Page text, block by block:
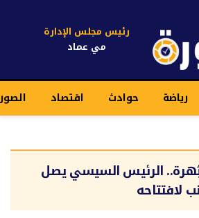
رئيس مجلس الإدارة
مي عماد
رياضة حوادث اقتصاد
الرئيس السيسي يصل
لافتتاحه